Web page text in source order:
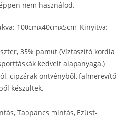
nem használod.
100cmx40cmx5cm, Kinyitva:
35% pamut (Víztaszító kordia
kedvelt alapanyaga.)
cipzárak öntvényből, falmerevítő
készültek.
Tappancs mintás, Ezüst-